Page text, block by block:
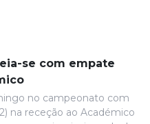
se com empate
no campeonato com
na receção ao Académico